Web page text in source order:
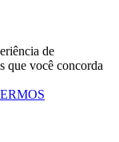
de
que você concorda